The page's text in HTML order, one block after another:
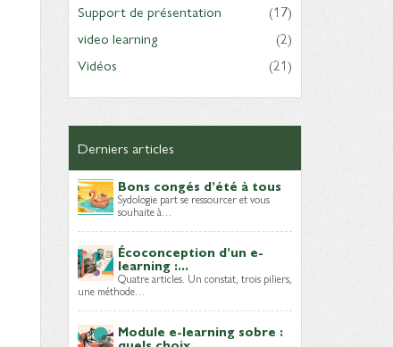
Support de présentation
(17)
video learning
(2)
Vidéos
(21)
Derniers articles
Bons congés d’été à tous
Sydologie part se ressourcer et vous
souhaite à…
Écoconception d’un e-
learning :...
Quatre articles. Un constat, trois piliers,
une méthode…
Module e-learning sobre :